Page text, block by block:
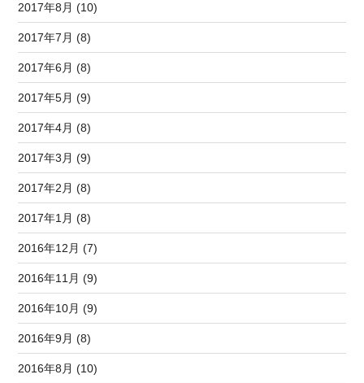
2017年8月 (10)
2017年7月 (8)
2017年6月 (8)
2017年5月 (9)
2017年4月 (8)
2017年3月 (9)
2017年2月 (8)
2017年1月 (8)
2016年12月 (7)
2016年11月 (9)
2016年10月 (9)
2016年9月 (8)
2016年8月 (10)